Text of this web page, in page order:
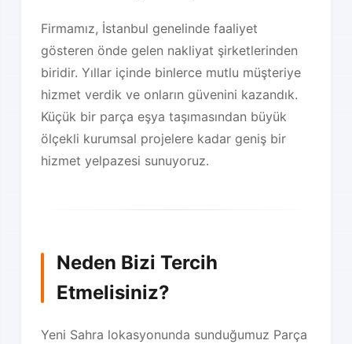
Firmamız, İstanbul genelinde faaliyet
gösteren önde gelen nakliyat şirketlerinden
biridir. Yıllar içinde binlerce mutlu müşteriye
hizmet verdik ve onların güvenini kazandık.
Küçük bir parça eşya taşımasından büyük
ölçekli kurumsal projelere kadar geniş bir
hizmet yelpazesi sunuyoruz.
Neden Bizi Tercih
Etmelisiniz?
Yeni Sahra lokasyonunda sunduğumuz Parça